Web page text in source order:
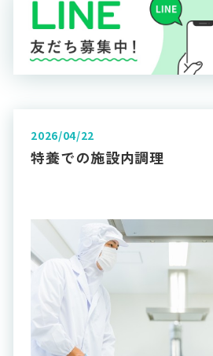
2026/04/22
特養での施設内調理